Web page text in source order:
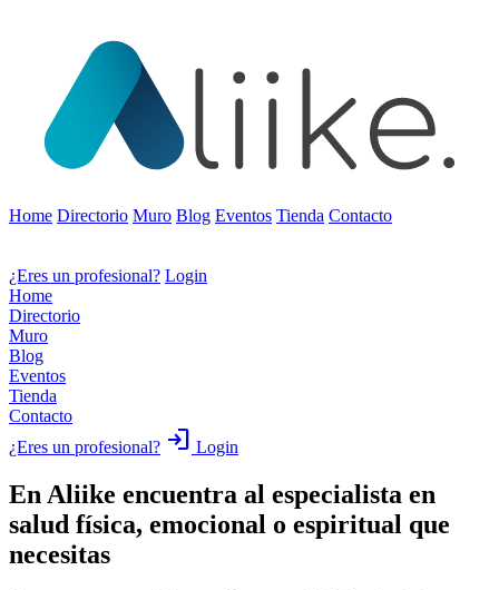
Home Directorio Muro Blog Eventos Tienda Contacto
¿Eres un profesional? Login
Home
Directorio
Muro
Blog
Eventos
Tienda
Contacto
¿Eres un profesional? login Login
En Aliike encuentra al especialista en
salud física, emocional o espiritual que
necesitas